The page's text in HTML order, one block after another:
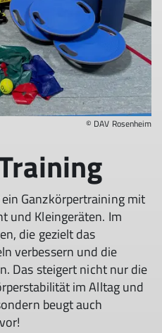
© DAV Rosenheim
Ganzkörpertraining mit
und Kleingeräten. Im
die gezielt das
verbessern und die
Das steigert nicht nur die
im Alltag und
beugt auch